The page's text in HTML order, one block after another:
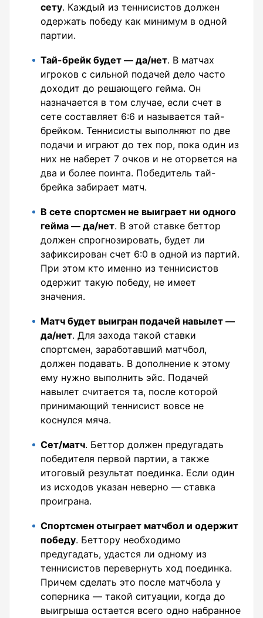
сету. Каждый из теннисистов должен
одержать победу как минимум в одной
партии.
Тай-брейк будет — да/нет. В матчах
игроков с сильной подачей дело часто
доходит до решающего гейма. Он
назначается в том случае, если счет в
сете составляет 6:6 и называется тай-
брейком. Теннисисты выполняют по две
подачи и играют до тех пор, пока один из
них не наберет 7 очков и не оторвется на
два и более поинта. Победитель тай-
брейка забирает матч.
В сете спортсмен не выиграет ни одного
гейма — да/нет. В этой ставке беттор
должен спрогнозировать, будет ли
зафиксирован счет 6:0 в одной из партий.
При этом кто именно из теннисистов
одержит такую победу, не имеет
значения.
Матч будет выигран подачей навылет —
да/нет. Для захода такой ставки
спортсмен, заработавший матчбол,
должен подавать. В дополнение к этому
ему нужно выполнить эйс. Подачей
навылет считается та, после которой
принимающий теннисист вовсе не
коснулся мяча.
Сет/матч. Беттор должен предугадать
победителя первой партии, а также
итоговый результат поединка. Если один
из исходов указан неверно — ставка
проиграна.
Спортсмен отыграет матчбол и одержит
победу. Беттору необходимо
предугадать, удастся ли одному из
теннисистов перевернуть ход поединка.
Причем сделать это после матчбола у
соперника — такой ситуации, когда до
выигрыша остается всего одно набранное